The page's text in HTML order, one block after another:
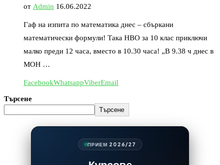
от Admin 16.06.2022
Гаф на изпита по математика днес – сбъркани
математически формули! Така НВО за 10 клас приключи
малко преди 12 часа, вместо в 10.30 часа! „В 9.38 ч днес в
МОН …
FacebookWhatsappViberEmail
Търсене
Търсене
ПРИЕМ 2026/27